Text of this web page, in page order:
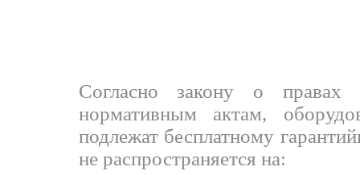
Согласно закону о правах
нормативным актам,
подлежат бесплатному
не распространяется на: